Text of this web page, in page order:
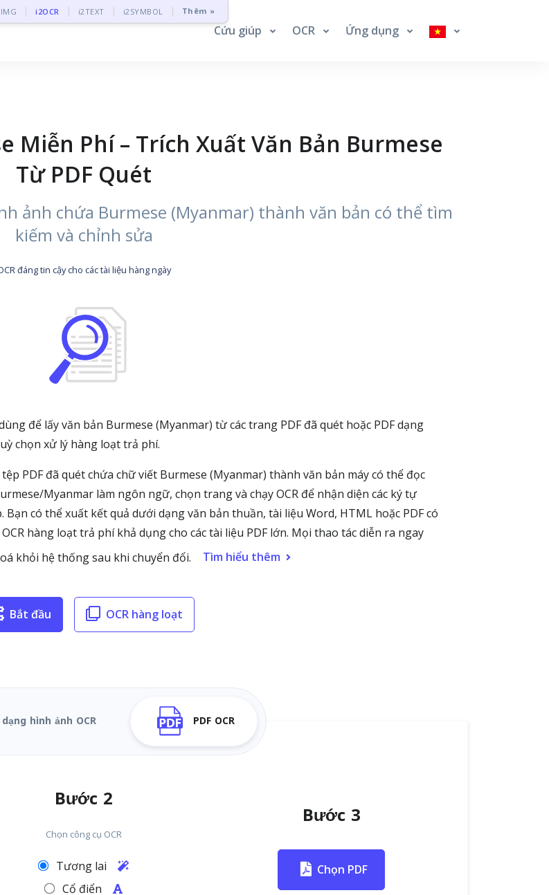
i2OCR i2TEXT i2SYMBOL Thêm »
Cứu giúp OCR Ứng dụng
Miễn Phí – Trích Xuất Văn Bản Burmese
Từ PDF Quét
ảnh chứa Burmese (Myanmar) thành văn bản có thể tìm
kiếm và chỉnh sửa
đáng tin cậy cho các tài liệu hàng ngày
để lấy văn bản Burmese (Myanmar) từ các trang PDF đã quét hoặc PDF dạng
chọn xử lý hàng loạt trả phí.
PDF đã quét chứa chữ viết Burmese (Myanmar) thành văn bản máy có thể đọc
Myanmar làm ngôn ngữ, chọn trang và chạy OCR để nhận diện các ký tự
có thể xuất kết quả dưới dạng văn bản thuần, tài liệu Word, HTML hoặc PDF có
hàng loạt trả phí khả dụng cho các tài liệu PDF lớn. Mọi thao tác diễn ra ngay
khỏi hệ thống sau khi chuyển đổi.
Tìm hiểu thêm
Bắt đầu OCR hàng loạt
hình ảnh OCR PDF OCR
Bước 2
Chọn công cụ OCR
Tương lai
Cổ điển
Bước 3
Chọn PDF